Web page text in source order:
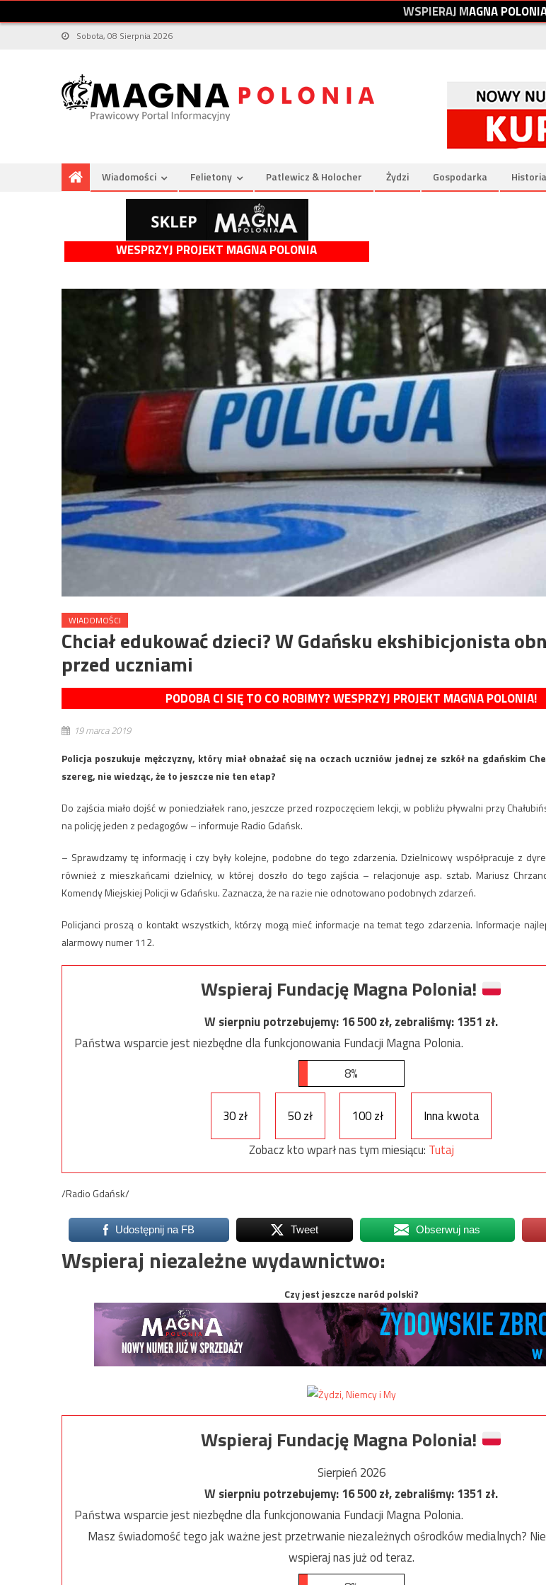
WSPIERAJMAGNAPOLONI
Sobota, 08 Sierpnia 2026
Wiadomości Felietony Patlewicz & Holocher Żydzi Gospodarka Historia
WESPRZYJ PROJEKT MAGNA POLONIA
WIADOMOŚCI
Chciał edukować dzieci? W Gdańsku ekshibicjonista
przed uczniami
PODOBA CI SIĘ TO CO ROBIMY? WESPRZYJ PROJEKT MAGNA POLONIA!
19 marca 2019
Policja poszukuje mężczyzny, który miał obnażać się na oczach uczniów jednej ze szkół na gdańskim
szereg, nie wiedząc, że to jeszcze nie ten etap?
Do zajścia miało dojść w poniedziałek rano, jeszcze przed rozpoczęciem lekcji, w pobliżu pływalni przy
na policję jeden z pedagogów – informuje Radio Gdańsk.
– Sprawdzamy tę informację i czy były kolejne, podobne do tego zdarzenia. Dzielnicowy współpracuje z
również z mieszkańcami dzielnicy, w której doszło do tego zajścia – relacjonuje asp. sztab. Mariusz
Komendy Miejskiej Policji w Gdańsku. Zaznacza, że na razie nie odnotowano podobnych zdarzeń.
Policjanci proszą o kontakt wszystkich, którzy mogą mieć informacje na temat tego zdarzenia. Informacje
alarmowy numer 112.
Wspieraj Fundację Magna Polonia!
W sierpniu potrzebujemy:16 500zł, zebraliśmy:1351 zł.
Państwa wsparcie jest niezbędne dla funkcjonowania Fundacji Magna Polonia.
8%
30 zł 50 zł 100 zł
Inna kwota
Zobacz kto wparł nas tym miesiącu: Tutaj
/Radio Gdańsk/
Udostępnij na FB Tweet Obserwuj nas
Wspieraj niezależne wydawnictwo:
Czy jest jeszcze naród polski?
Wspieraj Fundację Magna Polonia!
Sierpień 2026
W sierpniu potrzebujemy:16 500zł, zebraliśmy:1351 zł.
Państwa wsparcie jest niezbędne dla funkcjonowania Fundacji Magna Polonia.
Masz świadomość tego jak ważne jest przetrwanie niezależnych ośrodków medialnych?
wspieraj nas już od teraz.